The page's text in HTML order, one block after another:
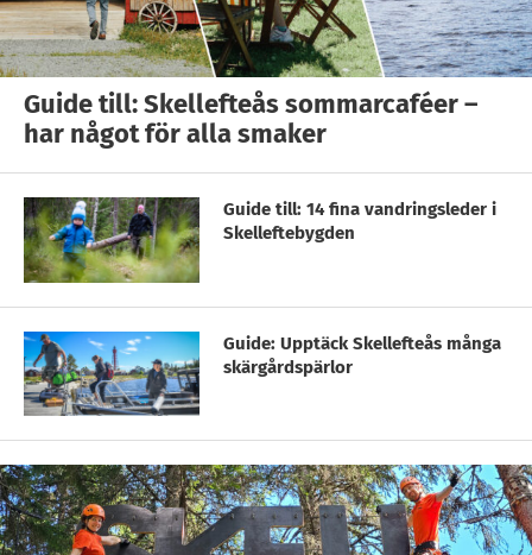
Guide till: Skellefteås sommarcaféer –
har något för alla smaker
Guide till: 14 fina vandringsleder i
Skelleftebygden
Guide: Upptäck Skellefteås många
skärgårdspärlor